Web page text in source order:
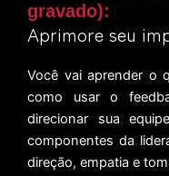
gravado):
Aprimore seu
Você vai aprender o
como usar o
direcionar sua
componentes da
direção, empatia e